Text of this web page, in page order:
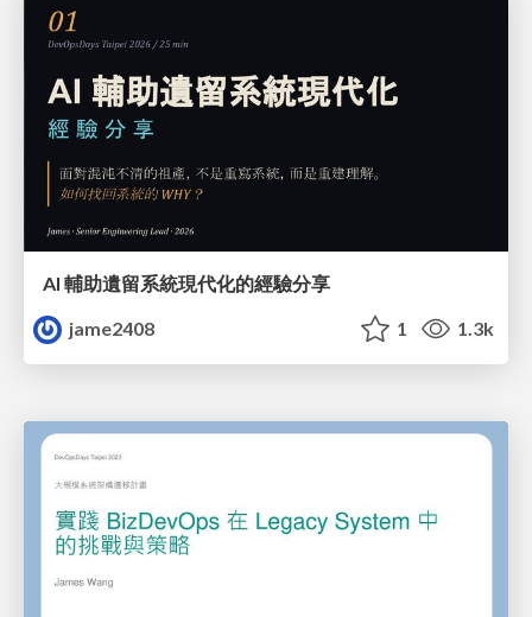
AI 輔助遺留系統現代化的經驗分享
jame2408
1 1.3k